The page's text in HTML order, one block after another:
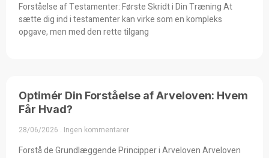
Forståelse af Testamenter: Første Skridt i Din Træning At
sætte dig ind i testamenter kan virke som en kompleks
opgave, men med den rette tilgang
Optimér Din Forståelse af Arveloven: Hvem
Får Hvad?
28/06/2026 Ingen kommentarer
Forstå de Grundlæggende Principper i Arveloven Arveloven